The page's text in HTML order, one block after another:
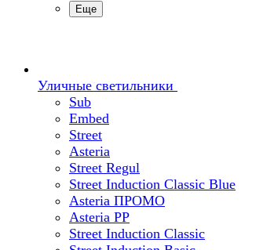
Еще
Уличные светильники
Sub
Embed
Street
Asteria
Street Regul
Street Induction Classic Blue
Asteria ПРОМО
Asteria PP
Street Induction Classic